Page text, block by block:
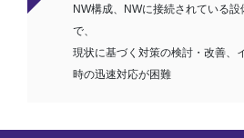
NW構成、NWに接続されている設
で、
現状に基づく対策の検討・改善、
時の迅速対応が困難